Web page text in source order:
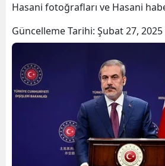
Hasani fotoğrafları ve Hasani
Güncelleme Tarihi: Şubat 27, 2025